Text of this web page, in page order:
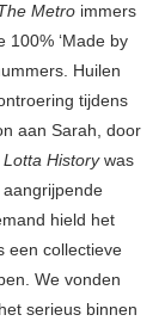
Metro immers
100% ‘Made by
Huilen
tijdens
aan Sarah, door
Lotta Historywas
hield het
een collectieve
We vonden
serieus binnen